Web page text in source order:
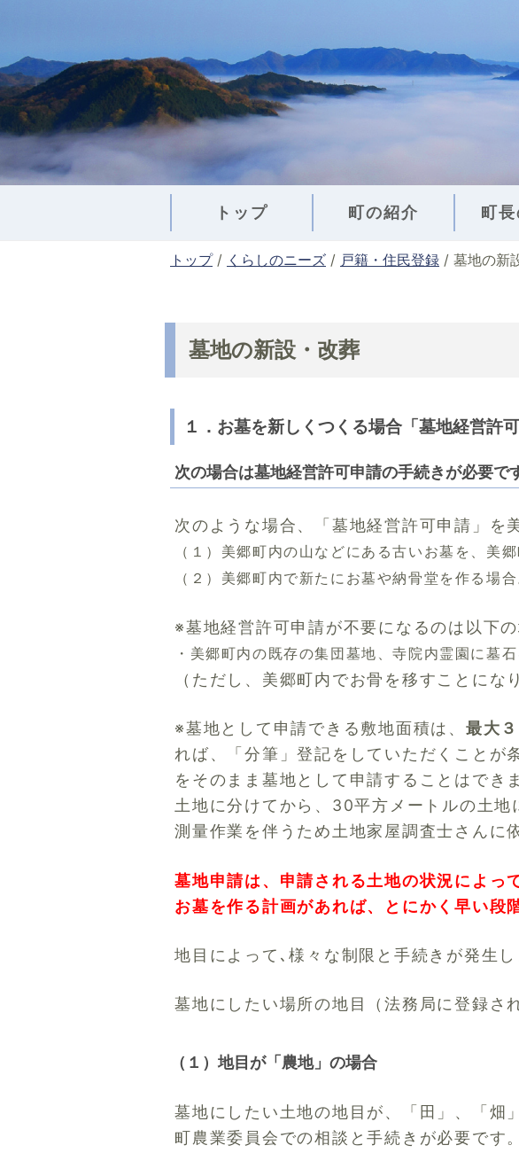
トップ 町の紹介 町
現
トップ/ くらしのニーズ / 戸籍・住民登録 / 墓地の新
墓地の新設・改葬
１．お墓を新しくつくる場合「墓地経営許
次の場合は墓地経営許可申請の手続きが必要で
次のような場合、「墓地経営許可申請」を
（１）美郷町内の山などにある古いお墓を、美
（２）美郷町内で新たにお墓や納骨堂を作る場合
※墓地経営許可申請が不要になるのは以下の
・美郷町内の既存の集団墓地、寺院内霊園に墓石
（ただし、美郷町内でお骨を移すことにな
※墓地として申請できる敷地面積は、 最大
れば、「分筆」登記をしていただくことが
をそのまま墓地として申請することはで
土地に分けてから、30平方メートルの土地
測量作業を伴うため土地家屋調査士さんに
墓地申請は、申請される土地の状況によっ
お墓を作る計画があれば、とにかく早い段
地目によって､様々な制限と手続きが発生し
墓地にしたい場所の地目（法務局に登録さ
（１）地目が「農地」の場合
墓地にしたい土地の地目が、「田」、「畑
町農業委員会での相談と手続きが必要です